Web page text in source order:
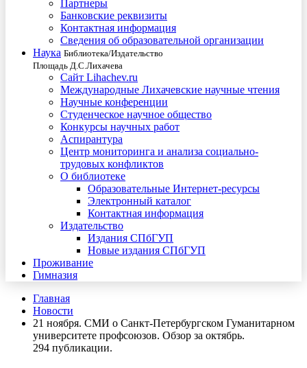
Партнеры
Банковские реквизиты
Контактная информация
Сведения об образовательной организации
Наука Библиотека/Издательство
Площадь Д.С.Лихачева
Сайт Lihachev.ru
Международные Лихачевские научные чтения
Научные конференции
Студенческое научное общество
Конкурсы научных работ
Аспирантура
Центр мониторинга и анализа социально-
трудовых конфликтов
О библиотеке
Образовательные Интернет-ресурсы
Электронный каталог
Контактная информация
Издательство
Издания СПбГУП
Новые издания СПбГУП
Проживание
Гимназия
Главная
Новости
21 ноября. СМИ о Санкт-Петербургском Гуманитарном
университете профсоюзов. Обзор за октябрь.
294 публикации.